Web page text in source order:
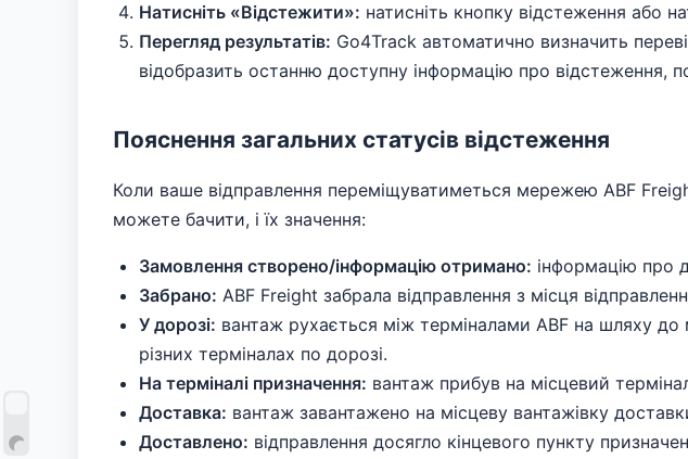
Натисніть «Відстежити»: натисніть кнопку відстеження або
Перегляд результатів: Go4Track автоматично визначить
відобразить останню доступну інформацію про
Пояснення загальних статусів відстеження
Коли ваше відправлення переміщуватиметься мережею ABF
можете бачити, і їх значення:
Замовлення створено/інформацію отримано: інформацію про
Забрано: ABF Freight забрала відправлення з місця
У дорозі: вантаж рухається між терміналами ABF на шляху до
різних терміналах по дорозі.
На терміналі призначення: вантаж прибув на місцевий
Доставка: вантаж завантажено на місцеву вантажівку
Доставлено: відправлення досягло кінцевого пункту